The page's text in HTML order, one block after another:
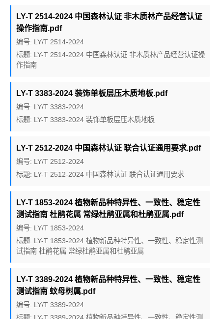
LY-T 2514-2024 中国森林认证 非木质林产品经营认证
操作指南.pdf
编号: LY/T 2514-2024
标题: LY-T 2514-2024 中国森林认证 非木质林产品经营认证操
作指南
LY-T 3383-2024 装饰单板层压木质地板.pdf
编号: LY/T 3383-2024
标题: LY-T 3383-2024 装饰单板层压木质地板
LY-T 2512-2024 中国森林认证 联合认证通用要求.pdf
编号: LY/T 2512-2024
标题: LY-T 2512-2024 中国森林认证 联合认证通用要求
LY-T 1853-2024 植物新品种特异性、一致性、稳定性
测试指南 杜鹃花属 常绿杜鹃亚属和杜鹃亚属.pdf
编号: LY/T 1853-2024
标题: LY-T 1853-2024 植物新品种特异性、一致性、稳定性测
试指南 杜鹃花属 常绿杜鹃亚属和杜鹃亚属
LY-T 3389-2024 植物新品种特异性、一致性、稳定性
测试指南 蚊母树属.pdf
编号: LY/T 3389-2024